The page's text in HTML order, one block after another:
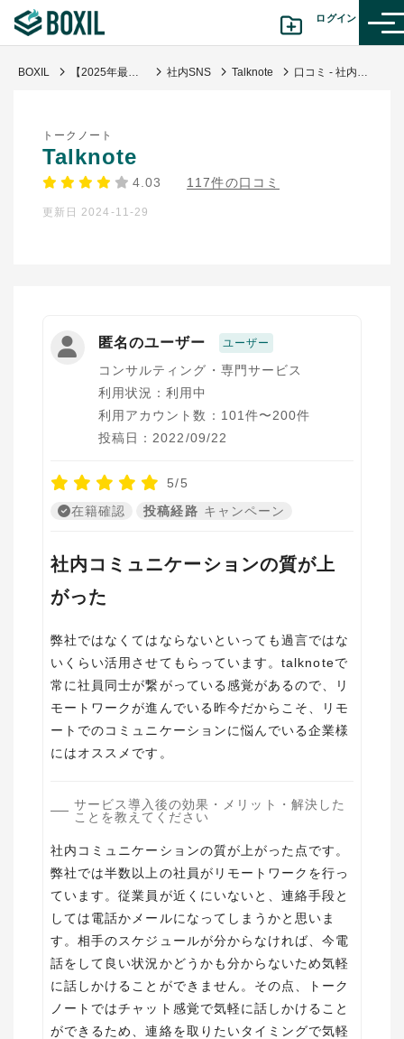
ログイン
診断から探す(β版)
BOXIL 【2025年最新】社内SNS比較！おすすめサービスの料金・機能・口コミ【無料あり】 社内SNS Talknote 口コミ - 社内コミュニケーションの質が上がった
トークノート
Talknote
4.03 117件の口コミ
更新日 2024-11-29
匿名のユーザー ユーザー
コンサルティング・専門サービス
利用状況：利用中
利用アカウント数：101件〜200件
投稿日：2022/09/22
5/5
在籍確認
投稿経路 キャンペーン
社内コミュニケーションの質が上
がった
弊社ではなくてはならないといっても過言ではな
いくらい活用させてもらっています。talknoteで
常に社員同士が繋がっている感覚があるので、リ
モートワークが進んでいる昨今だからこそ、リモ
ートでのコミュニケーションに悩んでいる企業様
にはオススメです。
サービス導入後の効果・メリット・解決した
ことを教えてください
社内コミュニケーションの質が上がった点です。
弊社では半数以上の社員がリモートワークを行っ
ています。従業員が近くにいないと、連絡手段と
しては電話かメールになってしまうかと思いま
す。相手のスケジュールが分からなければ、今電
話をして良い状況かどうかも分からないため気軽
に話しかけることができません。その点、トーク
ノートではチャット感覚で気軽に話しかけること
ができるため、連絡を取りたいタイミングで気軽